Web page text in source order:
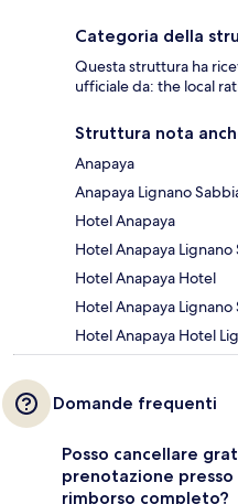
Categoria della
Questa struttura ha
ufficiale da: the local
Struttura nota
Anapaya
Anapaya Lignano
Hotel Anapaya
Hotel Anapaya
Hotel Anapaya Hotel
Hotel Anapaya
Hotel Anapaya Hotel
Domande frequenti
Posso cancellare
prenotazione
rimborso completo?